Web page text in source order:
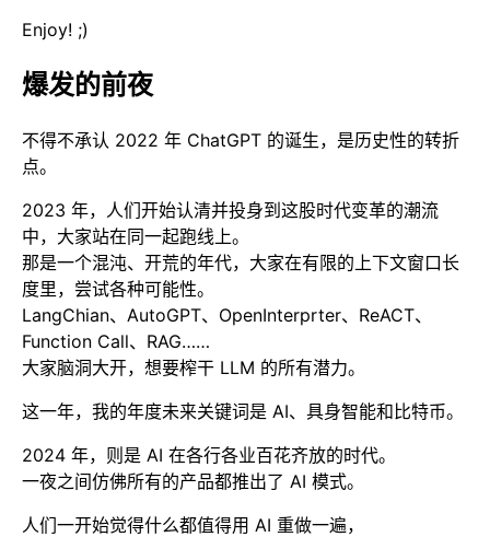
Enjoy! ;)
爆发的前夜
不得不承认 2022 年 ChatGPT 的诞生，是历史性的转折
点。
2023 年，人们开始认清并投身到这股时代变革的潮流
中，大家站在同一起跑线上。
那是一个混沌、开荒的年代，大家在有限的上下文窗口长
度里，尝试各种可能性。
LangChian、AutoGPT、OpenInterprter、ReACT、
Function Call、RAG……
大家脑洞大开，想要榨干 LLM 的所有潜力。
这一年，我的年度未来关键词是 AI、具身智能和比特币。
2024 年，则是 AI 在各行各业百花齐放的时代。
一夜之间仿佛所有的产品都推出了 AI 模式。
人们一开始觉得什么都值得用 AI 重做一遍，